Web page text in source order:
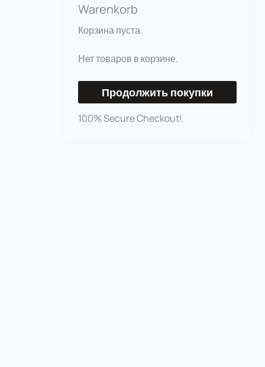
Warenkorb
Корзина пуста.
Нет товаров в корзине.
Продолжить покупки
100% Secure Checkout!